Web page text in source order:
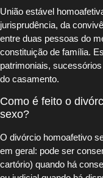
União estável
jurisprudência, da
entre duas pessoas do
constituição de família.
patrimoniais,
do casamento.
Como é feito o
sexo?
O divórcio homoafetivo
em geral: pode ser
cartório) quando há